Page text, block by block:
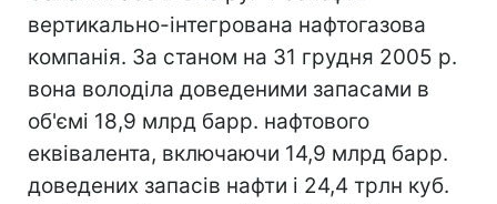
вертикально-інтегрована нафтогазова
компанія. За станом на 31 грудня 2005 р.
вона володіла доведеними запасами в
об'ємі 18,9 млрд барр. нафтового
еквівалента, включаючи 14,9 млрд барр.
доведених запасів нафти і 24,4 трлн куб.